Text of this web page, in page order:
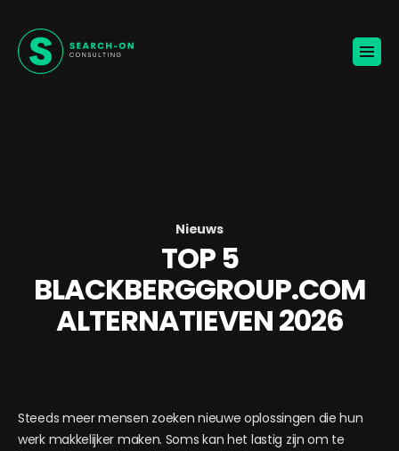
Voor werkgevers
Vacatures
KANDIDATEN ONTVANGEN 🚀
BROCHURE VOOR WERKGEVERS
Nieuws
TOP 5
BLACKBERGGROUP.COM
ALTERNATIEVEN 2026
Steeds meer mensen zoeken nieuwe oplossingen die hun
werk makkelijker maken. Soms kan het lastig zijn om te